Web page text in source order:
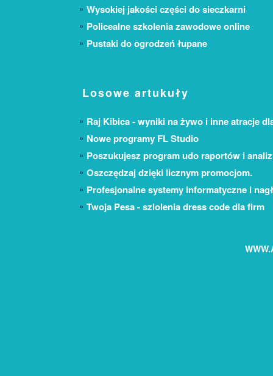
Wysokiej jakości części do sieczkarni
Policealne szkolenia zawodowe online
Pustaki do ogrodzeń łupane
Losowe artukuły
Raj Kibica - wyniki na żywo i inne atracje
Nowe programy FL Studio
Poszukujesz program udo raportów i
Oszczędzaj dzięki licznym promocjom.
Profesjonalne systemy informatyczne i
Twoja Pesa - szlolenia dress code dla firm